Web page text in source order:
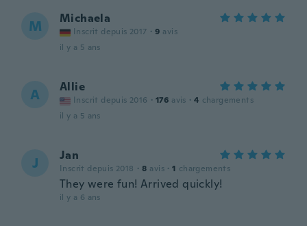
M Michaela
Inscrit depuis 2017 · 9 avis
il y a 5 ans
A Allie
Inscrit depuis 2016 · 176 avis · 4 chargements
il y a 5 ans
J Jan
Inscrit depuis 2018 · 8 avis · 1 chargements
They were fun! Arrived quickly!
il y a 6 ans